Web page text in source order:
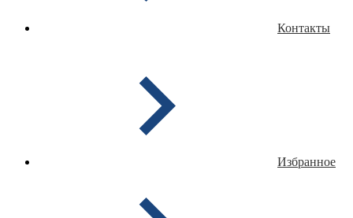
Контакты
Избранное